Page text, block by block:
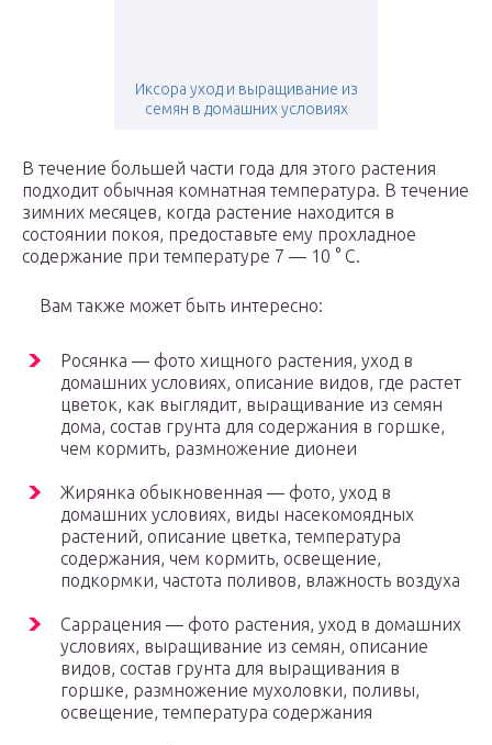
Иксора уход и выращивание из
семян в домашних условиях
В течение большей части года для этого растения
подходит обычная комнатная температура. В течение
зимних месяцев, когда растение находится в
состоянии покоя, предоставьте ему прохладное
содержание при температуре 7 — 10 ° С.
Вам также может быть интересно:
Росянка — фото хищного растения, уход в
домашних условиях, описание видов, где растет
цветок, как выглядит, выращивание из семян
дома, состав грунта для содержания в горшке,
чем кормить, размножение дионеи
Жирянка обыкновенная — фото, уход в
домашних условиях, виды насекомоядных
растений, описание цветка, температура
содержания, чем кормить, освещение,
подкормки, частота поливов, влажность воздуха
Саррацения — фото растения, уход в домашних
условиях, выращивание из семян, описание
видов, состав грунта для выращивания в
горшке, размножение мухоловки, поливы,
освещение, температура содержания